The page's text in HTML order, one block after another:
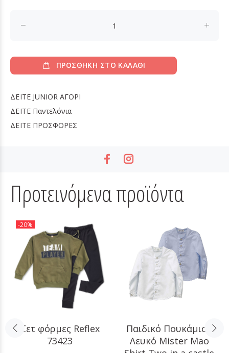
ΠΡΟΣΘΗΚΗ ΣΤΟ ΚΑΛΑΘΙ
ΔΕΙΤΕ JUNIOR ΑΓΟΡΙ
ΔΕΙΤΕ Παντελόνια
ΔΕΙΤΕ ΠΡΟΣΦΟΡΕΣ
Προτεινόμενα προϊόντα
-20%
Σετ φόρμες Reflex
73423
Παιδικό Πουκάμισο
Λευκό Mister Mao